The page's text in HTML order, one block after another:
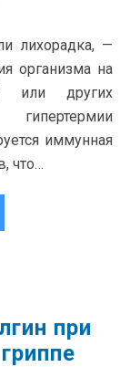
лихорадка, —
организма на
или других
иммунная
что…
при